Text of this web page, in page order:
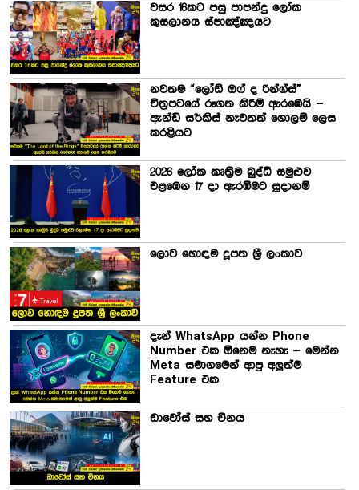
වසර 16කට පසු පාපන්දු ලෝක
කුසලානය ස්පාඤ්ඤයට
නවතම “ලෝඩ් ඔෆ් ද රින්ග්ස්”
චිත්‍රපටයේ රූගත කිරීම් ඇරඹෙයි –
ඇන්ඩි සර්කිස් නැවතත් ගොලම් ලෙස
කරළියට
2026 ලෝක කෘත්‍රිම බුද්ධි සමුළුව
එළඹෙන 17 දා ඇරඹීමට සූදානම්
ලොව හොඳම දූපත ශ්‍රී ලංකාව
දැන් WhatsApp යන්න Phone
Number එක ඕනෙම නැහැ – මෙන්න
Meta සමාගමෙන් ආපු අලුත්ම
Feature එක
ඩාවෝස් සහ චීනය